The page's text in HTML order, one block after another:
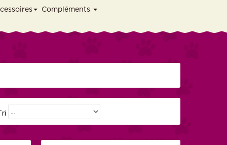
Compléments